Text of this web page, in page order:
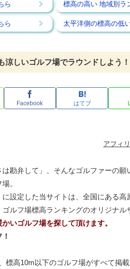
ら 標高の高い 地域別ラ
ら 太平洋側の標高の低
涼しいゴルフ場でラウンドしよう！
Facebook はてブ
アフィ
は勘弁して」、そんなゴルファーの
。
設定した当サイトは、全国にある高
ルフ場標高ランキングのオリジナル
いゴルフ場を探して頂けます。
標高10m以下のゴルフ場がすべて掲載